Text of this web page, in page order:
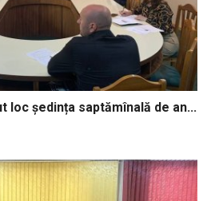
loc ședința saptămînală de an...